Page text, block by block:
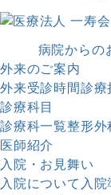
病院からの
外来のご案内
外来受診時間診療
診療科目
診療科一覧整形外
医師紹介
入院・お見舞い
入院について 入院